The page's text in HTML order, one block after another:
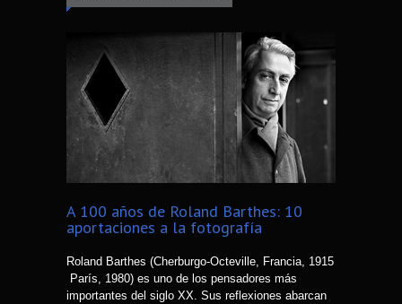
A 100 años de Roland Barthes: 10
aportaciones a la fotografía
Roland Barthes (Cherburgo-Octeville, Francia, 1915
 París, 1980) es uno de los pensadores más
importantes del siglo XX. Sus reflexiones abarcan